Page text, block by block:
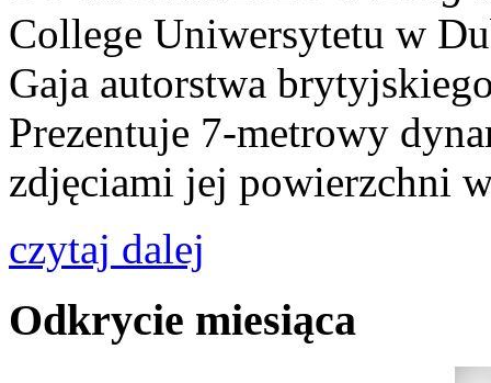
College Uniwersytetu w
Gaja autorstwa
Prezentuje 7-metrowy
zdjęciami jej powierzchni
czytaj dalej
Odkrycie miesiąca